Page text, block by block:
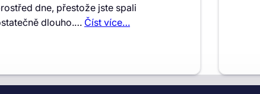
dne, přestože jste spali
dlouho.… Číst více…